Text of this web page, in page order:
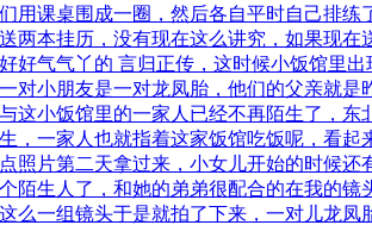
用课桌围成一圈，然后各自平时自己排
两本挂历，没有现在这么讲究，如果现
好气气丫的 言归正传，这时候小饭馆里
对小朋友是一对龙凤胎，他们的父亲就
这小饭馆里的一家人已经不再陌生了，
，一家人也就指着这家饭馆吃饭呢，看
照片第二天拿过来，小女儿开始的时候
陌生人了，和她的弟弟很配合的在我的
么一组镜头于是就拍了下来，一对儿龙